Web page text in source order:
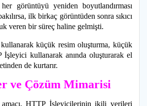
görüntüyü yeniden boyutlandırması
ilk birkaç görüntüden sonra sıkıcı
veren bir süreç haline gelmişti.
küçük resim oluşturma, küçük
kullanarak anında oluşturarak el
de kurtarır.
ve Çözüm Mimarisi
HTTP İşleyicilerinin ikili verileri